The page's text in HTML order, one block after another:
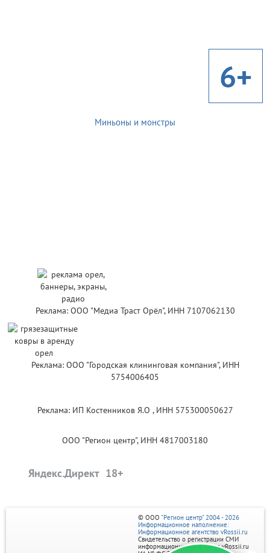
6+
Миньоны и монстры
Реклама: ООО "Медиа Траст Орёл", ИНН 7107062130
Реклама: ООО "Городская клининговая компания", ИНН
5754006405
Реклама: ИП Костенников Я.О , ИНН 575300050627
ООО "Регион центр", ИНН 4817003180
Яндекс.Директ
© ООО "Регион центр" 2004 - 2026
Информационное наполнение:
Информационное агентство vRossii.ru
Свидетельство о регистрации СМИ
информационного агентства vRossii.ru